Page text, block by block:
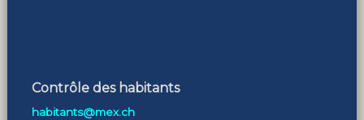
Contrôle des habitants
habitants@mex.ch